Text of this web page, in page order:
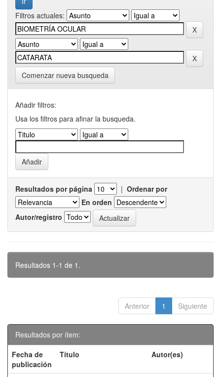
Filtros actuales:
Comenzar nueva busqueda
Añadir filtros:
Usa los filtros para afinar la busqueda.
Resultados por página | Ordenar por
En orden
Autor/registro
Resultados 1-1 de 1.
Anterior 1 Siguiente
Resultados por ítem:
Fecha de
publicación
Título Autor(es)